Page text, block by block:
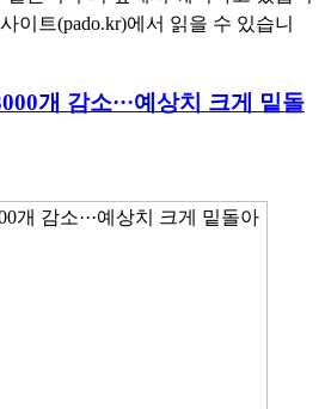
이트(pado.kr)에서 읽을 수 있습니
개 감소···예상치 크게 밑돌